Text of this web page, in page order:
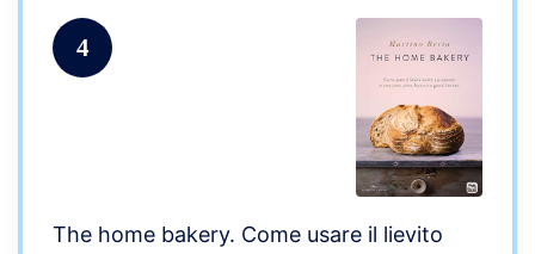
4
The home bakery. Come usare il lievito